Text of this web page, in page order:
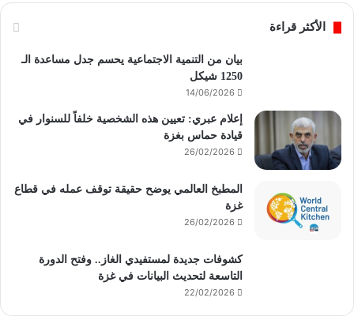
الأكثر قراءة
بيان من التنمية الاجتماعية يحسم جدل مساعدة الـ
1250 شيكل
14/06/2026
إعلام عبري: تعيين هذه الشخصية خلفاً للسنوار في
قيادة حماس بغزة
26/02/2026
المطبخ العالمي يوضح حقيقة توقف عمله في قطاع
غزة
26/02/2026
كشوفات جديدة لمستفيدي الغاز.. وفتح الدورة
التاسعة لتحديث البيانات في غزة
22/02/2026